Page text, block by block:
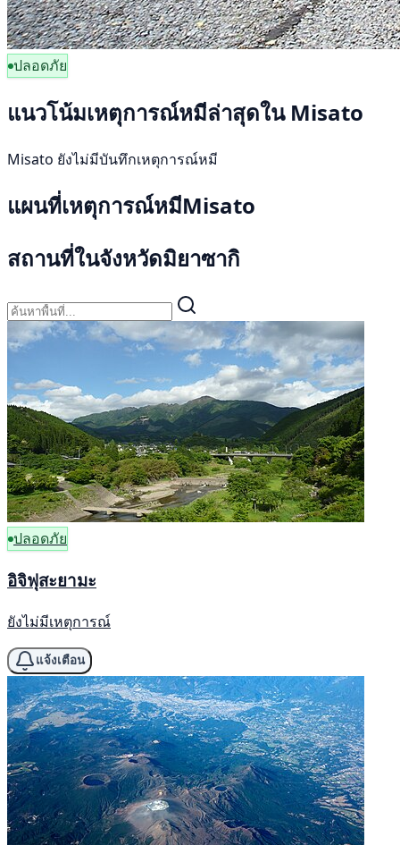
ปลอดภัย
แนวโน้มเหตุการณ์หมีล่าสุดใน Misato
Misato ยังไม่มีบันทึกเหตุการณ์หมี
แผนที่เหตุการณ์หมีMisato
สถานที่ในจังหวัดมิยาซากิ
ปลอดภัย
อิจิฟุสะยามะ
ยังไม่มีเหตุการณ์
แจ้งเตือน